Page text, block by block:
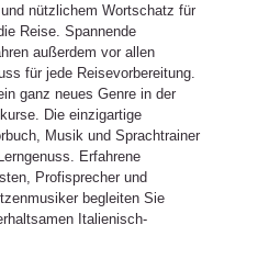
nützlichem Wortschatz für
Reise. Spannende
außerdem vor allen
für jede Reisevorbereitung.
ganz neues Genre in der
Die einzigartige
Musik und Sprachtrainer
Erfahrene
Profisprecher und
begleiten Sie
Italienisch-